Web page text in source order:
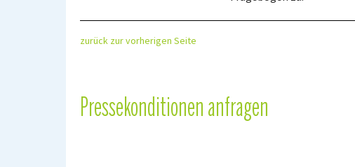
zurück zur vorherigen Seite
Pressekonditionen anfragen